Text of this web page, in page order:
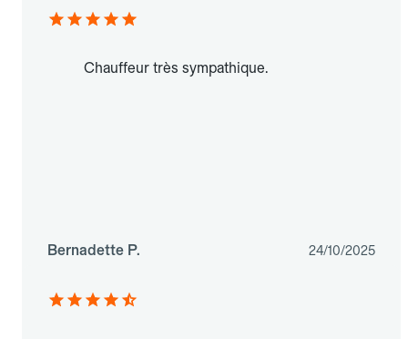
Chauffeur très sympathique.
Bernadette P. 24/10/2025